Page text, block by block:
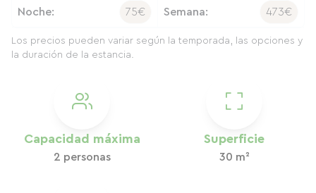
Capacidad máxima
2 personas
Superficie
30 m²
Noche: 75€ Semana: 473€
Los precios pueden variar según la temporada, las opciones y
la duración de la estancia.